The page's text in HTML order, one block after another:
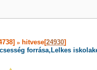
» hitvese[24930]
forrása,Lelkes